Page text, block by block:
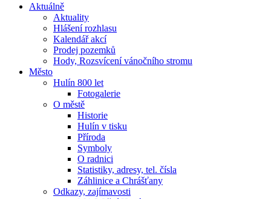
Aktuálně
Aktuality
Hlášení rozhlasu
Kalendář akcí
Prodej pozemků
Hody, Rozsvícení vánočního stromu
Město
Hulín 800 let
Fotogalerie
O městě
Historie
Hulín v tisku
Příroda
Symboly
O radnici
Statistiky, adresy, tel. čísla
Záhlinice a Chrášťany
Odkazy, zajímavosti